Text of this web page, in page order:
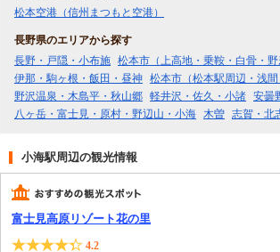
松本空港（信州まつもと空港）
長野県のエリアから探す
長野・戸隠・小布施 松本市（上高地・乗鞍・白骨・野
伊那・駒ヶ根・飯田・昼神 松本市（松本駅周辺・浅間
野沢温泉・木島平・秋山郷 軽井沢・佐久・小諸 安曇
八ヶ岳・富士見・原村・野辺山・小海 木曽 志賀・北
小海駅周辺の観光情報
富士見高原リゾート花の里
4.2